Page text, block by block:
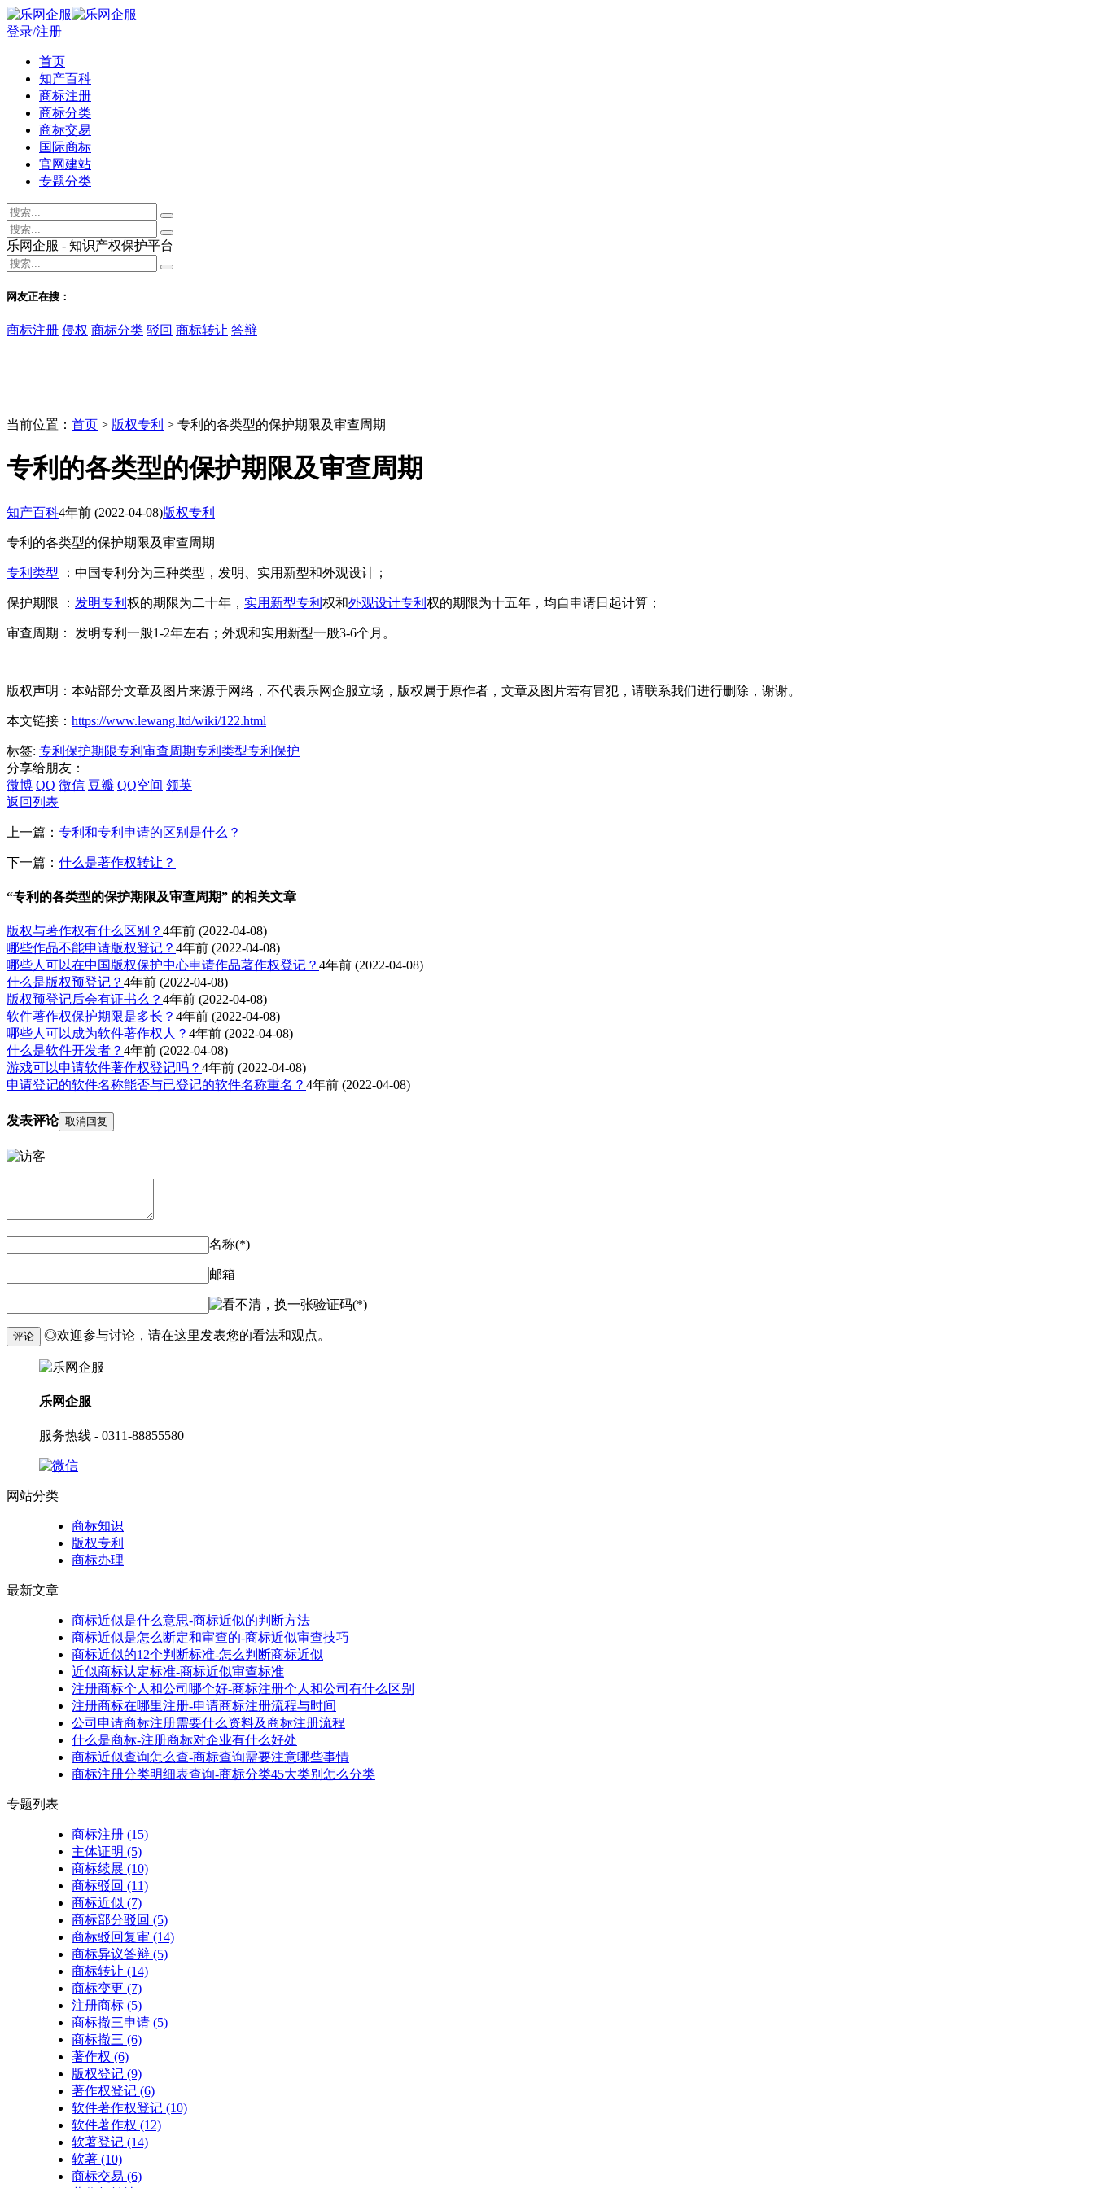
登录/注册
首页
知产百科
商标注册
商标分类
商标交易
国际商标
官网建站
专题分类
乐网企服 - 知识产权保护平台
网友正在搜：
商标注册 侵权 商标分类 驳回 商标转让 答辩
当前位置： 首页 > 版权专利 > 专利的各类型的保护期限及审查周期
专利的各类型的保护期限及审查周期
知产百科4年前 (2022-04-08)版权专利
专利的各类型的保护期限及审查周期
专利类型 ：中国专利分为三种类型，发明、实用新型和外观设计；
保护期限 ： 发明专利 权的期限为二十年， 实用新型专利 权和外观设计专利 权的期限为十五年，均自申请日起计算；
审查周期： 发明专利一般1-2年左右；外观和实用新型一般3-6个月。
版权声明：本站部分文章及图片来源于网络，不代表乐网企服立场，版权属于原作者，文章及图片若有冒犯，请联系我们进行删除，谢谢。
本文链接： https://www.lewang.ltd/wiki/122.html
标签: 专利保护期限专利审查周期专利类型专利保护
分享给朋友：
微博 QQ 微信 豆瓣 QQ空间 领英
返回列表
上一篇： 专利和专利申请的区别是什么？
下一篇： 什么是著作权转让？
“专利的各类型的保护期限及审查周期” 的相关文章
版权与著作权有什么区别？ 4年前 (2022-04-08)
哪些作品不能申请版权登记？ 4年前 (2022-04-08)
哪些人可以在中国版权保护中心申请作品著作权登记？ 4年前 (2022-04-08)
什么是版权预登记？ 4年前 (2022-04-08)
版权预登记后会有证书么？ 4年前 (2022-04-08)
软件著作权保护期限是多长？ 4年前 (2022-04-08)
哪些人可以成为软件著作权人？ 4年前 (2022-04-08)
什么是软件开发者？ 4年前 (2022-04-08)
​游戏可以申请软件著作权登记吗？ 4年前 (2022-04-08)
申请登记的软件名称能否与已登记的软件名称重名？ 4年前 (2022-04-08)
发表评论 取消回复
名称(*)
邮箱
验证码(*)
评论 ◎欢迎参与讨论，请在这里发表您的看法和观点。
乐网企服
服务热线 - 0311-88855580
网站分类
商标知识
版权专利
商标办理
最新文章
商标近似是什么意思-商标近似的判断方法
商标近似是怎么断定和审查的-商标近似审查技巧
商标近似的12个判断标准-怎么判断商标近似
近似商标认定标准-商标近似审查标准
注册商标个人和公司哪个好-商标注册个人和公司有什么区别
注册商标在哪里注册-申请商标注册流程与时间
公司申请商标注册需要什么资料及商标注册流程
什么是商标-注册商标对企业有什么好处
商标近似查询怎么查-商标查询需要注意哪些事情
商标注册分类明细表查询-商标分类45大类别怎么分类
专题列表
商标注册 (15)
主体证明 (5)
商标续展 (10)
商标驳回 (11)
商标近似 (7)
商标部分驳回 (5)
商标驳回复审 (14)
商标异议答辩 (5)
商标转让 (14)
商标变更 (7)
注册商标 (5)
商标撤三申请 (5)
商标撤三 (6)
著作权 (6)
版权登记 (9)
著作权登记 (6)
软件著作权登记 (10)
软件著作权 (12)
软著登记 (14)
软著 (10)
商标交易 (6)